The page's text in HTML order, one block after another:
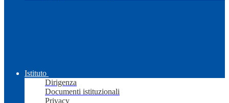
Istituto
Dirigenza
Documenti istituzionali
Privacy